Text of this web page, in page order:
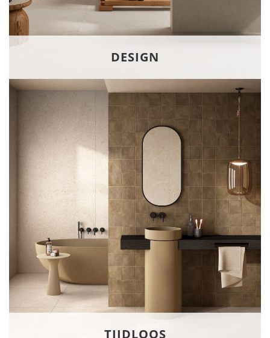
DESIGN
TIJDLOOS